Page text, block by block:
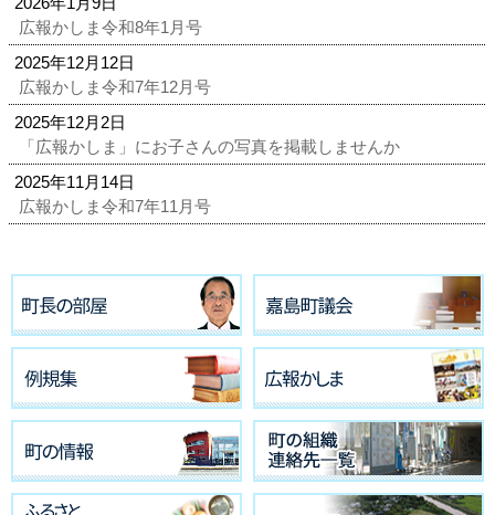
広報かしま令和8年1月号
2025年12月12日
広報かしま令和7年12月号
2025年12月2日
「広報かしま」にお子さんの写真を掲載しませんか
2025年11月14日
広報かしま令和7年11月号